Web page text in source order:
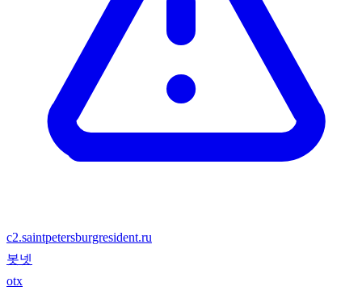
c2.saintpetersburgresident.ru
봇넷
otx